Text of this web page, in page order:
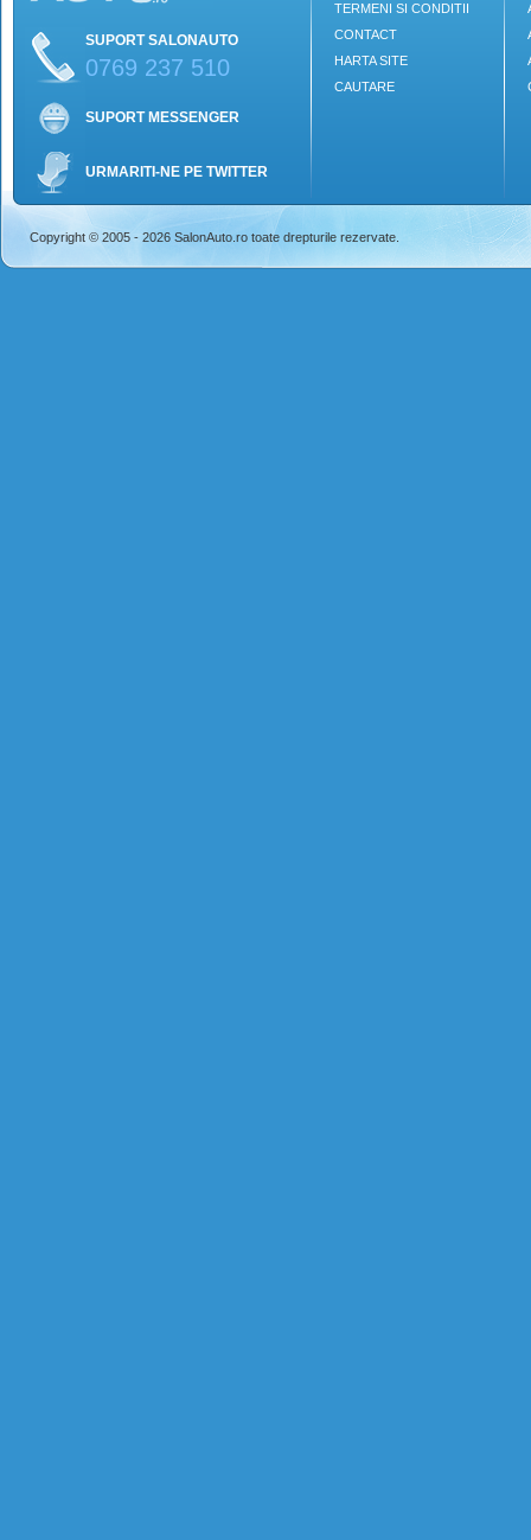
SUPORT SALONAUTO
0769 237 510
SUPORT MESSENGER
URMARITI-NE PE TWITTER
TERMENI SI CONDITII
CONTACT
HARTA SITE
CAUTARE
Copyright © 2005 - 2026 SalonAuto.ro toate drepturile rezervate.